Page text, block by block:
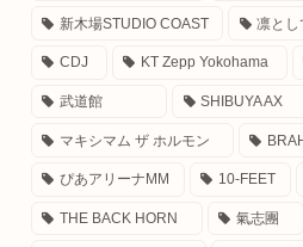
新木場STUDIO COAST 凛とし
CDJ KT Zepp Yokohama
武道館 SHIBUYA AX
マキシマム ザ ホルモン
ぴあアリーナMM 10-FEET
THE BACK HORN 氣志團